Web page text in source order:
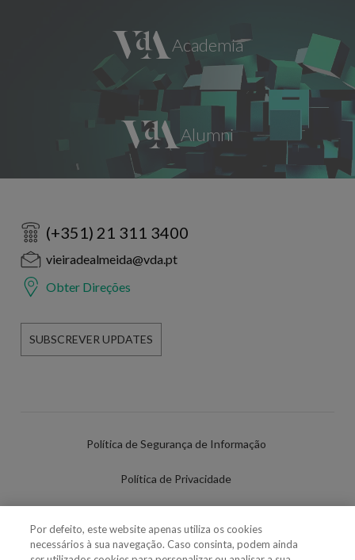
(+351) 21 311 3400
vieiradealmeida@vda.pt
Obter Direções
SUBSCREVER UPDATES
Política de Segurança de Informação
Política de Privacidade
Política de Cookies
Por defeito, este website apenas utiliza os cookies
necessários à sua navegação. Caso consinta, podem ainda